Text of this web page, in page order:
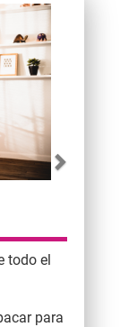
slides.stops on
todo el
para